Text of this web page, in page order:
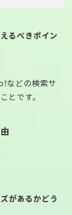
るべきポイン
などの検索サ
とです。
があるかどう